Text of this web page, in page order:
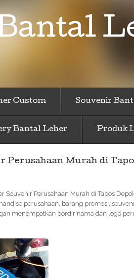
Custom Souvenir
Bantal Leher Produk
Perusahaan Murah di
Souvenir Perusahaan Murah di Tapos
perusahaan, barang promosi,
menempatkan bordir nama dan logo